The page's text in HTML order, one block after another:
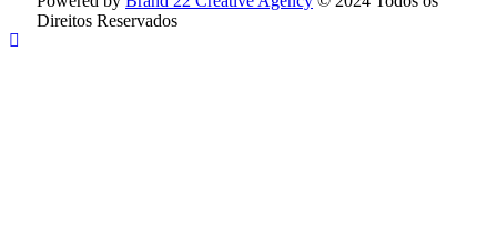
Direitos Reservados